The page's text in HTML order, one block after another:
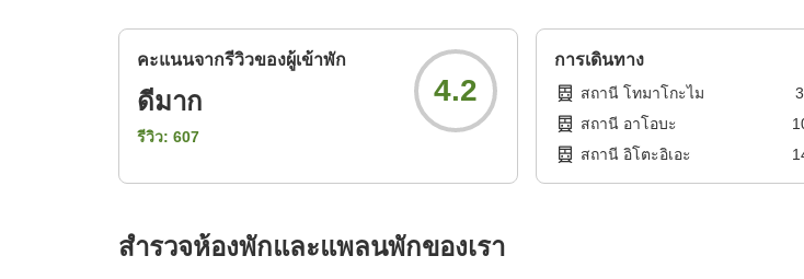
คะแนนจากรีวิวของผู้เข้าพัก
ดีมาก
รีวิว: 607
4.2
การเดินทาง
สถานี โทมาโกะไม 3
สถานี อาโอบะ
สถานี อิโตะอิเอะ
สำรวจห้องพักและแพลนพักของเรา